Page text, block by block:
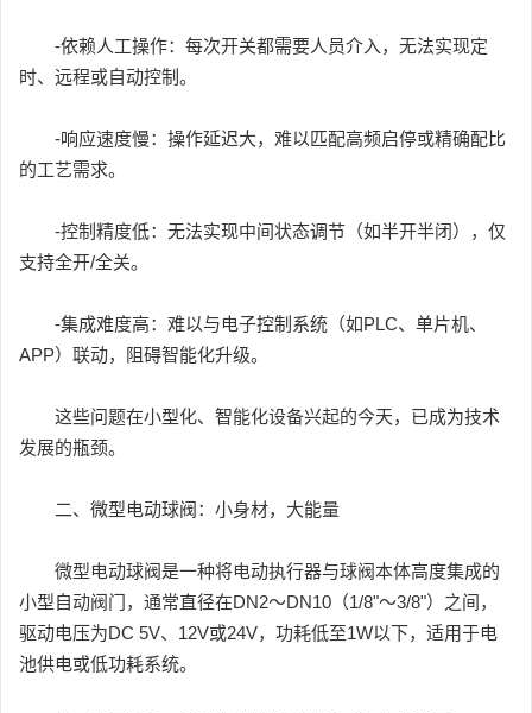
-依赖人工操作：每次开关都需要人员介入，无法实现定
时、远程或自动控制。
-响应速度慢：操作延迟大，难以匹配高频启停或精确配比
的工艺需求。
-控制精度低：无法实现中间状态调节（如半开半闭），仅
支持全开/全关。
-集成难度高：难以与电子控制系统（如PLC、单片机、
APP）联动，阻碍智能化升级。
这些问题在小型化、智能化设备兴起的今天，已成为技术
发展的瓶颈。
二、微型电动球阀：小身材，大能量
微型电动球阀是一种将电动执行器与球阀本体高度集成的
小型自动阀门，通常直径在DN2～DN10（1/8"～3/8"）之间，
驱动电压为DC 5V、12V或24V，功耗低至1W以下，适用于电
池供电或低功耗系统。